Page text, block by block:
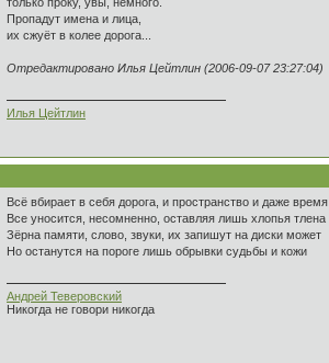
Пропадут имена и лица,
их сжуёт в колее дорога...
Отредактировано Илья Цейтлин (2006-09-07 23:27:04)
Илья Цейтлин
Всё вбирает в себя дорога, и пространство и даже время
Все уносится, несомненно, оставляя лишь хлопья тлена
Зёрна памяти, слово, звуки, их запишут на диски может
Но останутся на пороге лишь обрывки судьбы и кожи
Андрей Теверовский
Никогда не говори никогда